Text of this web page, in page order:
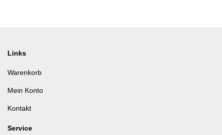
Links
Warenkorb
Mein Konto
Kontakt
Service